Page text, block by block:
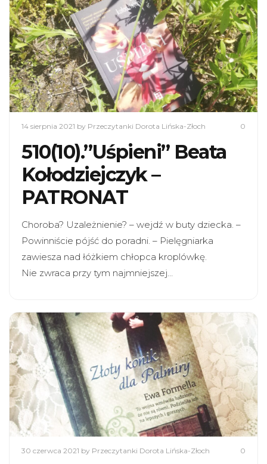
14 sierpnia 2021 by Przeczytanki Dorota Lińska-Złoch 0
510(10).”Uśpieni” Beata
Kołodziejczyk –
PATRONAT
Choroba? Uzależnienie? – wejdź w buty dziecka. –
Powinniście pójść do poradni. – Pielęgniarka
zawiesza nad łóżkiem chłopca kroplówkę.
Nie zwraca przy tym najmniejszej…
30 czerwca 2021 by Przeczytanki Dorota Lińska-Złoch 0